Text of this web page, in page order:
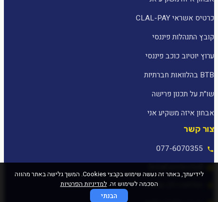
כרטיס אשראי CLAL-PAY
קובץ התנהלות פיננסי
ערוץ יוטיוב כוכב פיננסי
BTB בהלוואות חברתיות
שו״ת על תכנון פרישה
אבחון איזה משקיע אני
צור קשר
077-6070355
לידיעתך, באתר זה נעשה שימוש בקבצי Cookies. המשך גלישה באתר מהווה
הסכמה לשימוש זה.למדיניות הפרטיות
הבנתי